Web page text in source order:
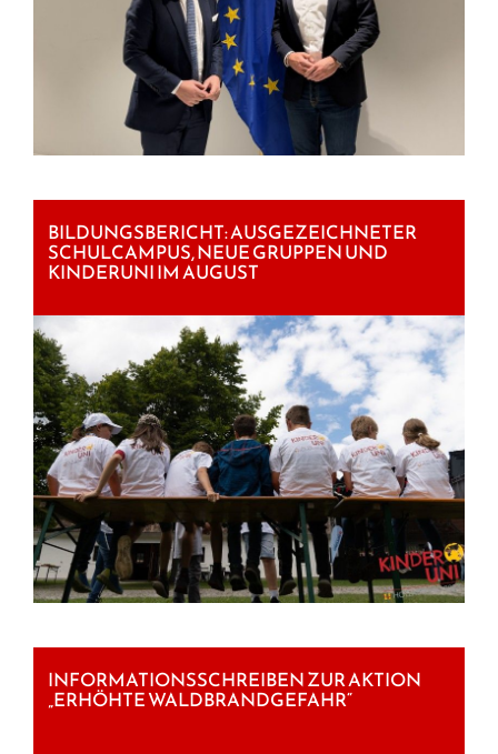
BILDUNGSBERICHT: AUSGEZEICHNETER
SCHULCAMPUS, NEUE GRUPPEN UND
KINDERUNI IM AUGUST
INFORMATIONSSCHREIBEN ZUR AKTION
„ERHÖHTE WALDBRANDGEFAHR“